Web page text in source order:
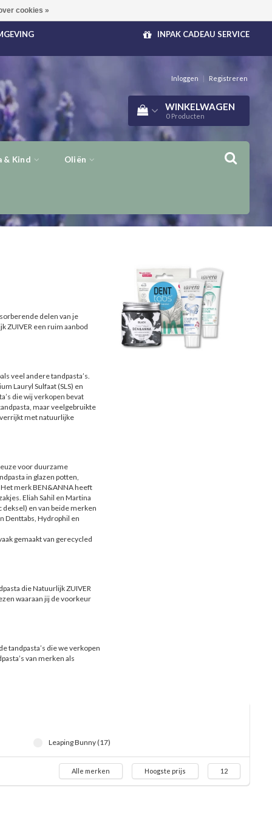
INPAK CADEAU SERVICE
Inloggen | Registreren
WINKELWAGEN
0 Producten
& Kind Oliën
delen van je
ZUIVER een ruim aanbod
veel andere tandpasta’s.
Lauryl Sulfaat (SLS) en
die wij verkopen bevat
maar veelgebruikte
verrijkt met natuurlijke
voor duurzame
in glazen potten,
merk BEN&ANNA heeft
Eliah Sahil en Martina
deksel) en van beide merken
Denttabs, Hydrophil en
gemaakt van gerecycled
die Natuurlijk ZUIVER
waaraan jij de voorkeur
tandpasta’s die we verkopen
van merken als
Leaping Bunny (17)
Alle merken Hoogste prijs 12
cookies »